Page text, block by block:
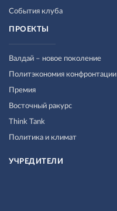
События клуба
ПРОЕКТЫ
Валдай – новое поколение
Политэкономия конфронтации
Премия
Восточный ракурс
Think Tank
Политика и климат
УЧРЕДИТЕЛИ